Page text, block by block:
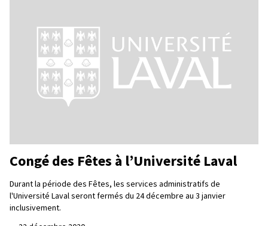
Congé des Fêtes à l’Université Laval
Durant la période des Fêtes, les services administratifs de
l'Université Laval seront fermés du 24 décembre au 3 janvier
inclusivement.